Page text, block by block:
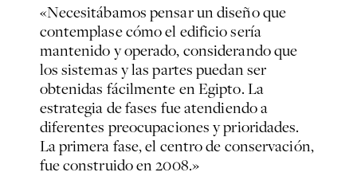
«Necesitábamos pensar un diseño que
contemplase cómo el edificio sería
mantenido y operado, considerando que
los sistemas y las partes puedan ser
obtenidas fácilmente en Egipto. La
estrategia de fases fue atendiendo a
diferentes preocupaciones y prioridades.
La primera fase, el centro de conservación,
fue construido en 2008.»